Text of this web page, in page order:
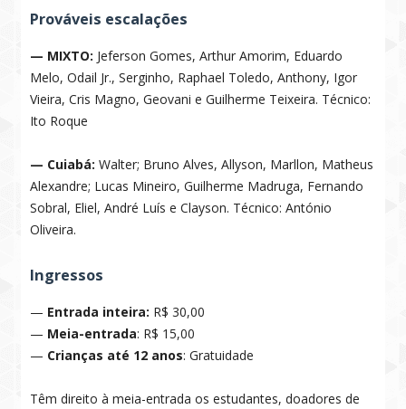
Prováveis escalações
— MIXTO: Jeferson Gomes, Arthur Amorim, Eduardo
Melo, Odail Jr., Serginho, Raphael Toledo, Anthony, Igor
Vieira, Cris Magno, Geovani e Guilherme Teixeira. Técnico:
Ito Roque
— Cuiabá: Walter; Bruno Alves, Allyson, Marllon, Matheus
Alexandre; Lucas Mineiro, Guilherme Madruga, Fernando
Sobral, Eliel, André Luís e Clayson. Técnico: António
Oliveira.
Ingressos
— Entrada inteira: R$ 30,00
— Meia-entrada: R$ 15,00
— Crianças até 12 anos: Gratuidade
Têm direito à meia-entrada os estudantes, doadores de